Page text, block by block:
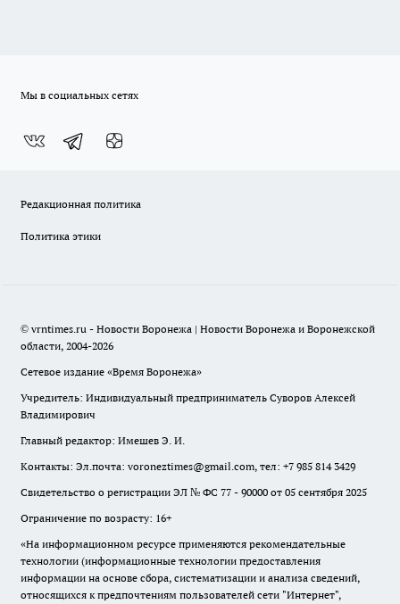
Мы в социальных сетях
Редакционная политика
Политика этики
© vrntimes.ru - Новости Воронежа | Новости Воронежа и Воронежской
области, 2004-2026
Сетевое издание «Время Воронежа»
Учредитель: Индивидуальный предприниматель Суворов Алексей
Владимирович
Главный редактор: Имешев Э. И.
Контакты: Эл.почта: voroneztimes@gmail.com, тел: +7 985 814 3429
Свидетельство о регистрации ЭЛ № ФС 77 - 90000 от 05 сентября 2025
Ограничение по возрасту: 16+
«На информационном ресурсе применяются рекомендательные
технологии (информационные технологии предоставления
информации на основе сбора, систематизации и анализа сведений,
относящихся к предпочтениям пользователей сети "Интернет",